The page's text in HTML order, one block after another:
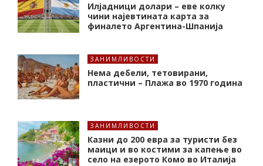
Илјадници долари – еве колку
чини најевтината карта за
финалето Аргентина-Шпанија
ЗАНИМЛИВОСТИ
Нема дебели, тетовирани,
пластични – Плажа во 1970 година
ЗАНИМЛИВОСТИ
Казни до 200 евра за туристи без
маици и во костими за капење во
село на езерото Комо во Италија